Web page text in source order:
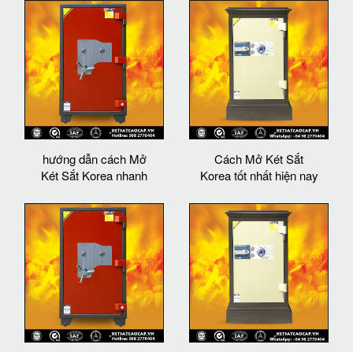
hướng dẫn cách Mở
Két Sắt Korea nhanh
Cách Mở Két Sắt
Korea tốt nhất hiện nay